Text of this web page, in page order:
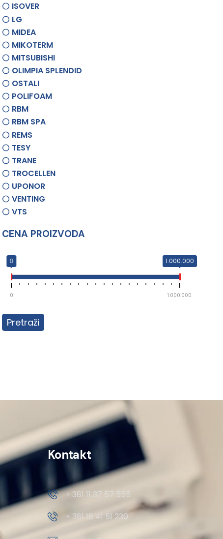
ISOVER
LG
MIDEA
MIKOTERM
MITSUBISHI
OLIMPIA SPLENDID
OSTALI
POLIFOAM
RBM
RBM SPA
REMS
TESY
TRANE
TROCELLEN
UPONOR
VENTING
VTS
CENA PROIZVODA
0 1.000.000
0 1.000.000
Pretraži
Kontakt
+ 381 11 37 57 555
+ 381 18 41 51 230